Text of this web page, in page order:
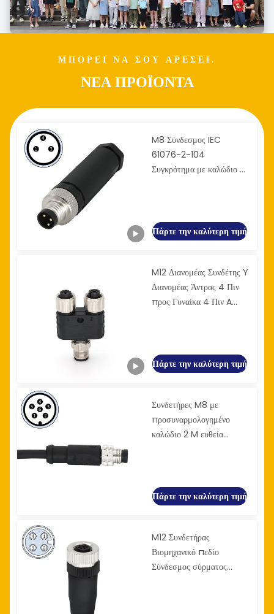
ΜΠΟΡΕΊ ΝΑ ΣΟΥ ΑΡΈΣΕΙ.
ΝΕΑ ΠΡΟΪΟΝΤΑ
M8 Σύνδεσμος IEC
61076-2-104
Συγκρότημα με καλώδιο σε
Πάρτε την καλύτερη τιμή
M12 Διανομέας Συνδέτης Y
Διανομέας Άντρας 4 Πιν
προς Γυναίκα 4 Πιν A
Πάρτε την καλύτερη τιμή
Συνδετήρες M8 με
προσυναρμολογημένο
καλώδιο 2 M ευθεία
Πάρτε την καλύτερη τιμή
M12 Συνδετήρας
Βιομηχανικό πεδίο
Σύνδεσμος σύρματος